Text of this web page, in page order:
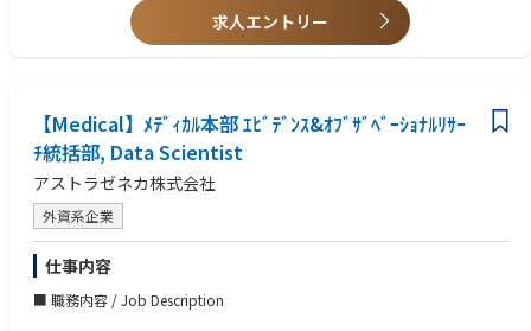
Scientific Platform
■Key Accountabilities of the Clinical Program Leader in Experimental Me
dicine Japan
■External Expert Engagement
・Map and prioritize External Experts (EEs) in the region, including:
Indication experts
Translational clinicians
Phase II trialists
trial success.
を解決していける方
・メンバーとの良好なコミュニケーションが図れ、リーダーシップをお持
求人エントリー
【Medical】ﾒﾃﾞｨｶﾙ本部 ｴﾋﾞﾃﾞﾝｽ&ｵﾌﾞｻﾞﾍﾞｰｼｮﾅﾙﾘｻｰ
ﾁ統括部, Data Scientist
アストラゼネカ株式会社
外資系企業
仕事内容
■ 職務内容 / Job Description